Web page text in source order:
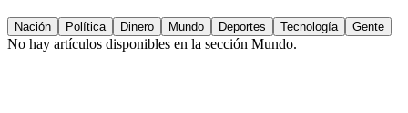
Nación Política Dinero Mundo Deportes Tecnología Gente
No hay artículos disponibles en la sección Mundo.